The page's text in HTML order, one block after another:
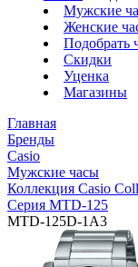
Мужские
Женские
Подобрать
Скидки
Уценка
Магазины
Главная
Бренды
Casio
Мужские часы
Коллекция Casio
Серия MTD-125
MTD-125D-1A3